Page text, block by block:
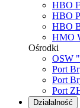
HBO
HBO
HBO
HMO
Ośrodki
OSW
Port
Port
Port
Działalność